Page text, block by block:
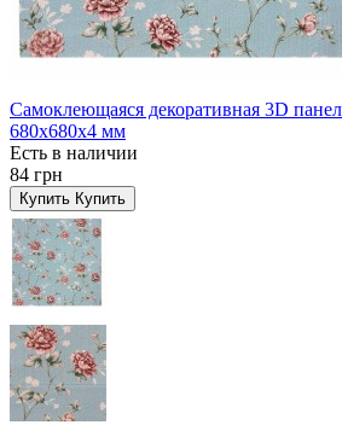
Самоклеющаяся декоративная 3D
680x680x4 мм
Есть в наличии
84 грн
Купить Купить